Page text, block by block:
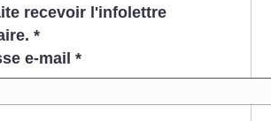
recevoir l'infolettre
*
e-mail *